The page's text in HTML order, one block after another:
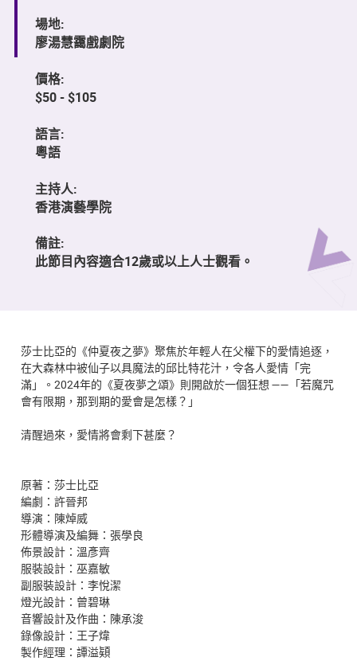
場地:
廖湯慧靄戲劇院
價格:
$50 - $105
語言:
粵語
主持人:
香港演藝學院
備註:
此節目內容適合12歲或以上人士觀看。
莎⼠比亞的《仲夏夜之夢》聚焦於年輕⼈在⽗權下的愛情追逐，
在⼤森林中被仙⼦以具魔法的邱比特花汁，令各⼈愛情「完
滿」。2024年的《夏夜夢之頌》則開啟於⼀個狂想 ——「若魔咒
會有限期，那到期的愛會是怎樣？」
清醒過來，愛情將會剩下甚麼？
原著：莎士比亞
編劇：許晉邦
導演：陳焯威
形體導演及編舞：張學良
佈景設計：溫彥齊
服裝設計：巫嘉敏
副服裝設計：李悅潔
燈光設計：曾碧琳
音響設計及作曲：陳承浚
錄像設計：王子煒
製作經理：譚溢𩓙